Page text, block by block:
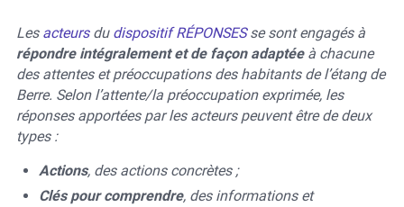
Les acteursdu dispositif RÉPONSESse sont engagés à
répondre intégralement et de façon adaptée à chacune
des attentes et préoccupations des habitants de l’étang de
Berre. Selon l’attente/la préoccupation exprimée, les
réponses apportées par les acteurs peuvent être de deux
types :
Actions, des actions concrètes ;
Clés pour comprendre, des informations et